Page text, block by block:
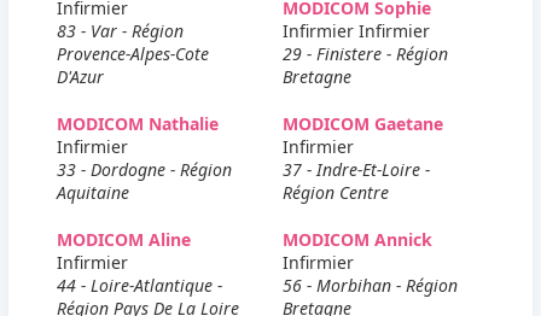
Infirmier
83 - Var - Région
Provence-Alpes-Cote
D'Azur
MODICOM Sophie
Infirmier Infirmier
29 - Finistere - Région
Bretagne
MODICOM Nathalie
Infirmier
33 - Dordogne - Région
Aquitaine
MODICOM Gaetane
Infirmier
37 - Indre-Et-Loire -
Région Centre
MODICOM Aline
Infirmier
44 - Loire-Atlantique -
Région Pays De La Loire
MODICOM Annick
Infirmier
56 - Morbihan - Région
Bretagne